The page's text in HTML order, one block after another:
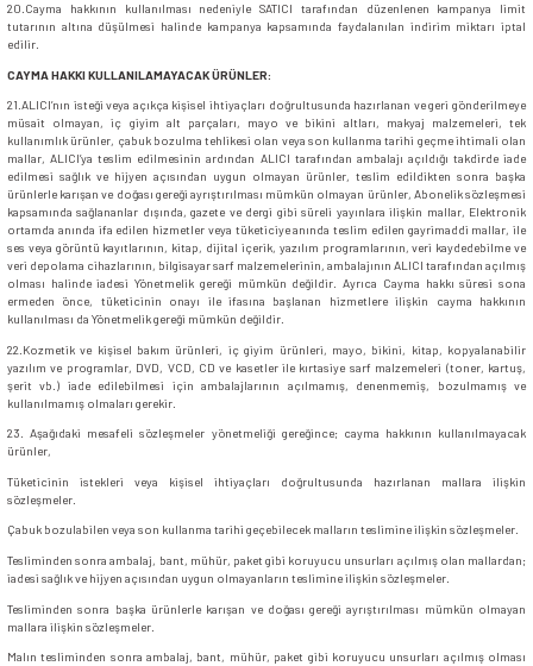
20.Cayma hakkının kullanılması nedeniyle SATICI tarafından düzenlenen kampanya limit
tutarının altına düşülmesi halinde kampanya kapsamında faydalanılan indirim miktarı iptal
edilir.
CAYMA HAKKI KULLANILAMAYACAK ÜRÜNLER:
21.ALICI’nın isteği veya açıkça kişisel ihtiyaçları doğrultusunda hazırlanan ve geri gönderilmeye
müsait olmayan, iç giyim alt parçaları, mayo ve bikini altları, makyaj malzemeleri, tek
kullanımlık ürünler, çabuk bozulma tehlikesi olan veya son kullanma tarihi geçme ihtimali olan
mallar, ALICI’ya teslim edilmesinin ardından ALICI tarafından ambalajı açıldığı takdirde iade
edilmesi sağlık ve hijyen açısından uygun olmayan ürünler, teslim edildikten sonra başka
ürünlerle karışan ve doğası gereği ayrıştırılması mümkün olmayan ürünler, Abonelik sözleşmesi
kapsamında sağlananlar dışında, gazete ve dergi gibi süreli yayınlara ilişkin mallar, Elektronik
ortamda anında ifa edilen hizmetler veya tüketiciye anında teslim edilen gayrimaddi mallar, ile
ses veya görüntü kayıtlarının, kitap, dijital içerik, yazılım programlarının, veri kaydedebilme ve
veri depolama cihazlarının, bilgisayar sarf malzemelerinin, ambalajının ALICI tarafından açılmış
olması halinde iadesi Yönetmelik gereği mümkün değildir. Ayrıca Cayma hakkı süresi sona
ermeden önce, tüketicinin onayı ile ifasına başlanan hizmetlere ilişkin cayma hakkının
kullanılması da Yönetmelik gereği mümkün değildir.
22.Kozmetik ve kişisel bakım ürünleri, iç giyim ürünleri, mayo, bikini, kitap, kopyalanabilir
yazılım ve programlar, DVD, VCD, CD ve kasetler ile kırtasiye sarf malzemeleri (toner, kartuş,
şerit vb.) iade edilebilmesi için ambalajlarının açılmamış, denenmemiş, bozulmamış ve
kullanılmamış olmaları gerekir.
23. Aşağıdaki mesafeli sözleşmeler yönetmeliği gereğince; cayma hakkının kullanılmayacak
ürünler,
Tüketicinin istekleri veya kişisel ihtiyaçları doğrultusunda hazırlanan mallara ilişkin
sözleşmeler.
Çabuk bozulabilen veya son kullanma tarihi geçebilecek malların teslimine ilişkin sözleşmeler.
Tesliminden sonra ambalaj, bant, mühür, paket gibi koruyucu unsurları açılmış olan mallardan;
iadesi sağlık ve hijyen açısından uygun olmayanların teslimine ilişkin sözleşmeler.
Tesliminden sonra başka ürünlerle karışan ve doğası gereği ayrıştırılması mümkün olmayan
mallara ilişkin sözleşmeler.
Malın tesliminden sonra ambalaj, bant, mühür, paket gibi koruyucu unsurları açılmış olması